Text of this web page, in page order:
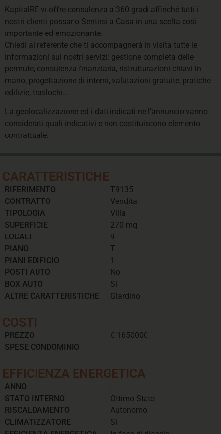
KapitalRE vi offre consulenza a 360 gradi affinché tutti i
nostri clienti possano Sentirsi a Casa in una scelta così
importante ed emozionante.
Chiedi al referente che ti accompagnerà in visita tutte le
informazioni sui nostri servizi: gestione completa delle
permute, consulenza finanziaria, ristrutturazioni chiavi in
mano, progettazione di interni, valutazioni gratuite, pratiche
edilizie, traslochi…
La geolocalizzazione ed i dati indicati nell’annuncio vanno
considerati quali indicativi e non costituiscono elemento
contrattuale.
CARATTERISTICHE
RIFERIMENTO
CONTRATTO
TIPOLOGIA
SUPERFICIE
LOCALI
PIANO
PIANI EDIFICIO
POSTI AUTO
BOX AUTO
ALTRE CARATTERISTICHE
T9135
Vendita
Villa
270 mq
9
T
1
No
Si
Giardino
COSTI
PREZZO
SPESE CONDOMINIO
€ 1650000
EFFICIENZA ENERGETICA
ANNO
STATO INTERNO
RISCALDAMENTO
CLIMATIZZATORE
-
Ottimo Stato
Autonomo
Si